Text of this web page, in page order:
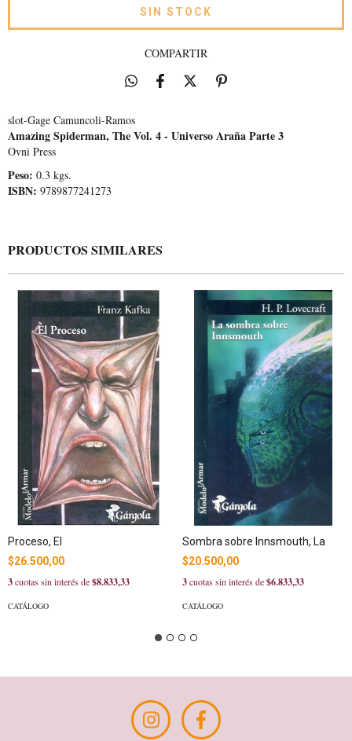
COMPARTIR
slot-Gage Camuncoli-Ramos
Amazing Spiderman, The Vol. 4 - Universo Araña Parte 3
Ovni Press
Peso: 0.3 kgs.
ISBN: 9789877241273
PRODUCTOS SIMILARES
Proceso, El
$26.500,00
3cuotas sin interés de$8.833,33
CATÁLOGO
Sombra sobre Innsmouth, La
$20.500,00
3cuotas sin interés de$6.833,33
CATÁLOGO